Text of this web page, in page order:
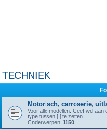
TECHNIEK
Motorisch, carroserie,
Voor alle modellen. Geef wel
type tussen [ ] te zetten.
Onderwerpen: 1150